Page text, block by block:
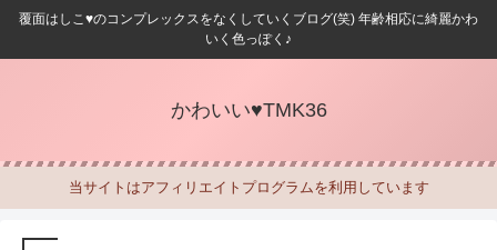
覆面はしこ♥のコンプレックスをなくしていくブログ(笑) 年齢相応に綺麗かわ
いく色っぽく♪
かわいい♥TMK36
当サイトはアフィリエイトプログラムを利用しています